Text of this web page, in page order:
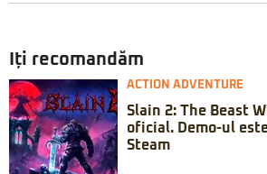
Iți recomandăm
ACTION ADVENTURE
Slain 2: The Beast
oficial. Demo-ul
Steam